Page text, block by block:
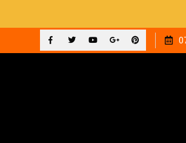
12 सितंबर को देहरादून के न्यायालयों में लगेगी
आपसी सहमति से होगा मुकदमों का निस्तारण